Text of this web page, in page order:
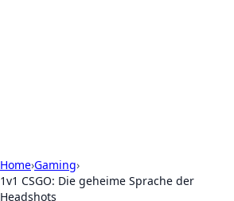
Home›Gaming›
1v1 CSGO: Die geheime Sprache der
Headshots